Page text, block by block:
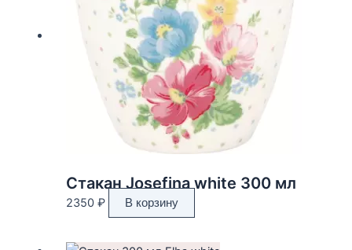
Стакан Josefina white 300 мл
2350 ₽ В корзину